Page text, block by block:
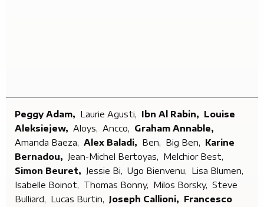
Peggy Adam, Laurie Agusti, Ibn Al Rabin, Louise
Aleksiejew, Aloys, Ancco, Graham Annable,
Amanda Baeza, Alex Baladi, Ben, Big Ben, Karine
Bernadou, Jean-Michel Bertoyas, Melchior Best,
Simon Beuret, Jessie Bi, Ugo Bienvenu, Lisa Blumen,
Isabelle Boinot, Thomas Bonny, Milos Borsky, Steve
Bulliard, Lucas Burtin, Joseph Callioni, Francesco